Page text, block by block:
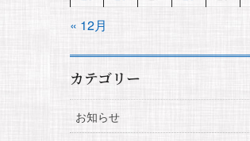
« 12月
カテゴリー
お知らせ